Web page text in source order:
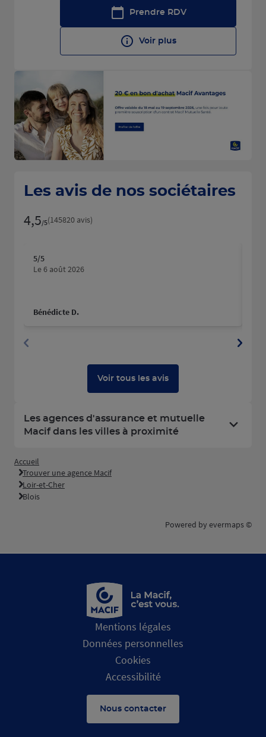
Prendre RDV
Voir plus
Les avis de nos sociétaires
4,5/5Note de 4.5 sur 5
(145820 avis)
5/5
Le 6 août 2026
Bénédicte D.
Voir tous les avis
Les agences d'assurance et mutuelle
Macif dans les villes à proximité
Accueil
Trouver une agence Macif
Loir-et-Cher
Blois
Powered by evermaps ©
Mentions légales
Données personnelles
Cookies
Accessibilité
Nous contacter